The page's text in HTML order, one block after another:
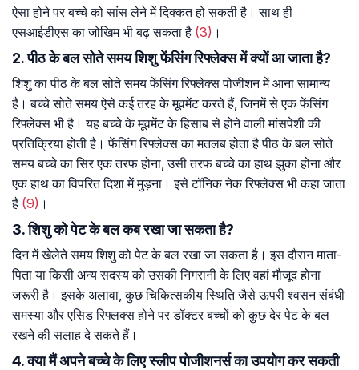
ऐसा होने पर बच्चे को सांस लेने में दिक्कत हो सकती है। साथ ही
एसआईडीएस का जोखिम भी बढ़ सकता है (3) ।
2. पीठ के बल सोते समय शिशु फेंसिंग रिफ्लेक्स में क्यों आ जाता है?
शिशु का पीठ के बल सोते समय फेंसिंग रिफ्लेक्स पोजीशन में आना सामान्य
है। बच्चे सोते समय ऐसे कई तरह के मूवमेंट करते हैं, जिनमें से एक फेंसिंग
रिफ्लेक्स भी है। यह बच्चे के मूवमेंट के हिसाब से होने वाली मांसपेशी की
प्रतिक्रिया होती है। फेंसिंग रिफ्लेक्स का मतलब होता है पीठ के बल सोते
समय बच्चे का सिर एक तरफ होना, उसी तरफ बच्चे का हाथ झुका होना और
एक हाथ का विपरित दिशा में मुड़ना। इसे टॉनिक नेक रिफ्लेक्स भी कहा जाता
है (9) ।
3. शिशु को पेट के बल कब रखा जा सकता है?
दिन में खेलेते समय शिशु को पेट के बल रखा जा सकता है। इस दौरान माता-
पिता या किसी अन्य सदस्य को उसकी निगरानी के लिए वहां मौजूद होना
जरूरी है। इसके अलावा, कुछ चिकित्सकीय स्थिति जैसे ऊपरी श्वसन संबंधी
समस्या और एसिड रिफ्लक्स होने पर डॉक्टर बच्चों को कुछ देर पेट के बल
रखने की सलाह दे सकते हैं।
4. क्या मैं अपने बच्चे के लिए स्लीप पोजीशनर्स का उपयोग कर सकती